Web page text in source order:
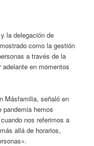
la delegación de
como la gestión
a través de la
en momentos
Másfamilia, señaló en
hemos
nos referimos a
allá de horarios,